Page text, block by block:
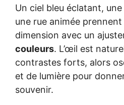
Un ciel bleu éclatant,
une rue animée
dimension avec un
couleurs. L’œil est
contrastes forts, alors
et de lumière pour
souvenir.